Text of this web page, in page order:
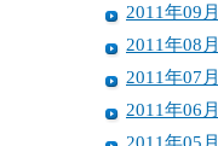
2011年09月
2011年08月
2011年07月
2011年06月
2011年05月